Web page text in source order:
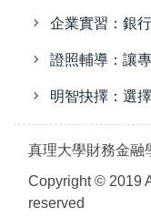
企業實習：銀
證照輔導：讓
明智抉擇：選
真理大學財務金融
Copyright © 2019
reserved